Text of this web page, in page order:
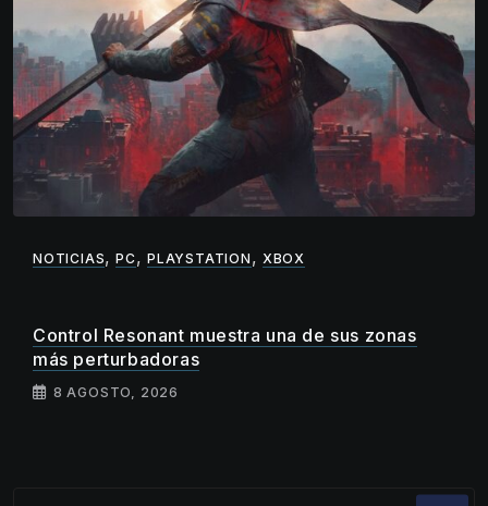
NOTICIAS,PC,PLAYSTATION , XBOX
Control Resonant muestra una de sus zonas
más perturbadoras
8 AGOSTO, 2026